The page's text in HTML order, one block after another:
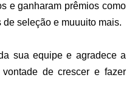
e ganharam prêmios como
seleção e muuuito mais.
sua equipe e agradece a
de crescer e fazer